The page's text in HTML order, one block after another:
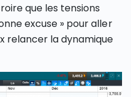
que les tensions
excuse » pour aller
relancer la dynamique